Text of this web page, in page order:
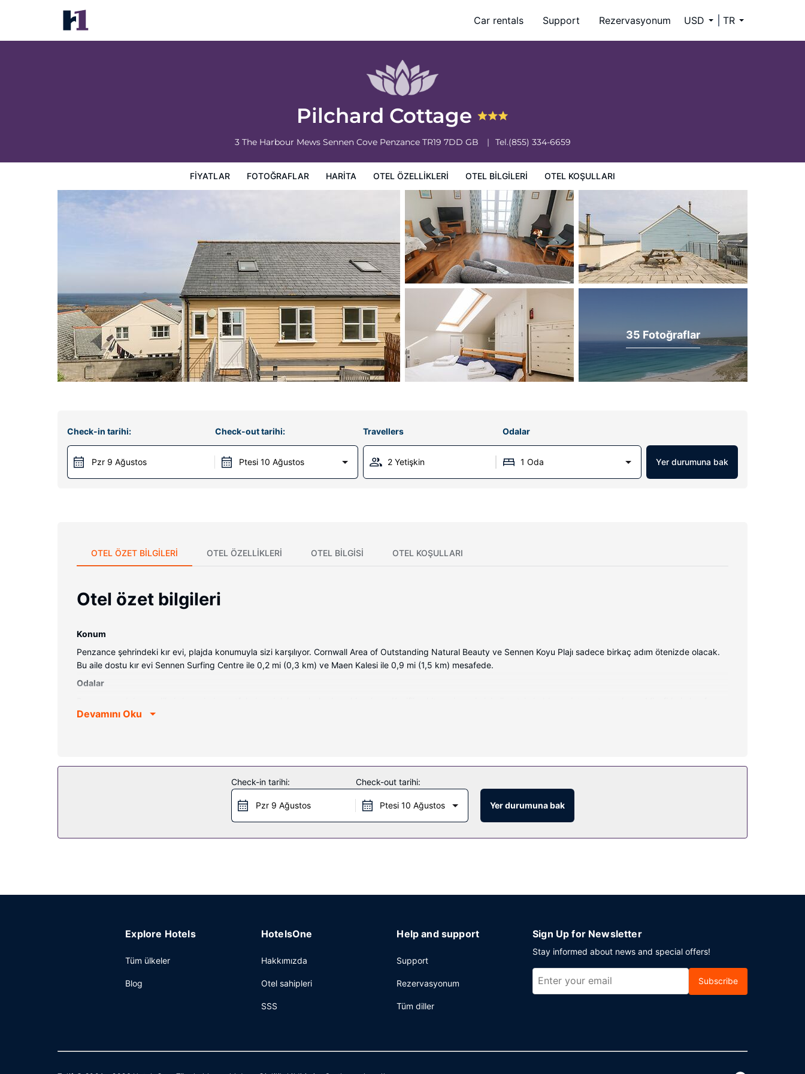
Car rentals Support Rezervasyonum USD TR
Pilchard Cottage
3 The Harbour Mews Sennen Cove Penzance TR19 7DD GB Tel.(855) 334-6659
FIYATLAR FOTOĞRAFLAR HARITA OTEL ÖZELLIKLERI OTEL BILGILERI OTEL KOŞULLARI
Pilchard Cottage
Fiyatlar
35 Fotoğraflar
Check-in tarihi:
Pzr 9 Ağustos
Check-out tarihi:
Ptesi 10 Ağustos
Travellers Odalar
2 Yetişkin 1 Oda Yer durumuna bak
OTEL ÖZET BILGILERI OTEL ÖZELLIKLERI OTEL BILGISI OTEL KOŞULLARI
Otel özet bilgileri
Konum
Penzance şehrindeki kır evi, plajda konumuyla sizi karşılıyor. Cornwall Area of Outstanding Natural Beauty ve Sennen Koyu Plajı sadece birkaç adım ötenizde olacak.
Bu aile dostu kır evi Sennen Surfing Centre ile 0,2 mi (0,3 km) ve Maen Kalesi ile 0,9 mi (1,5 km) mesafede.
Odalar
için elektrikli su ısıtıcıları ve çamaşır makinesi sunulmaktadır.
Diğer güzellikler
Devamını Oku
Check-in tarihi:
Pzr 9 Ağustos
Check-out tarihi:
Ptesi 10 Ağustos Yer durumuna bak
Explore Hotels
Tüm ülkeler
Blog
HotelsOne
Hakkımızda
Otel sahipleri
SSS
Help and support
Support
Rezervasyonum
Tüm diller
Sign Up for Newsletter
Stay informed about news and special offers!
Subscribe